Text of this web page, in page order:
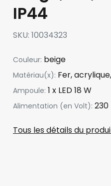
IP44
SKU 10034323
Couleur: beige
Matériau(x): Fer,
Ampoule: 1 x LED 18 W
Alimentation (en Volt): 230
Tous les détails du